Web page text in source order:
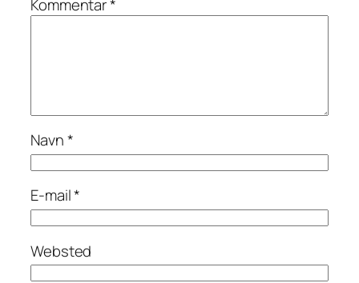
Kommentar*
Navn*
E-mail*
Websted